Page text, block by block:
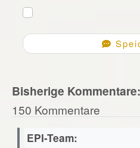
Bisherige Kommentare:
150 Kommentare
EPI-Team: